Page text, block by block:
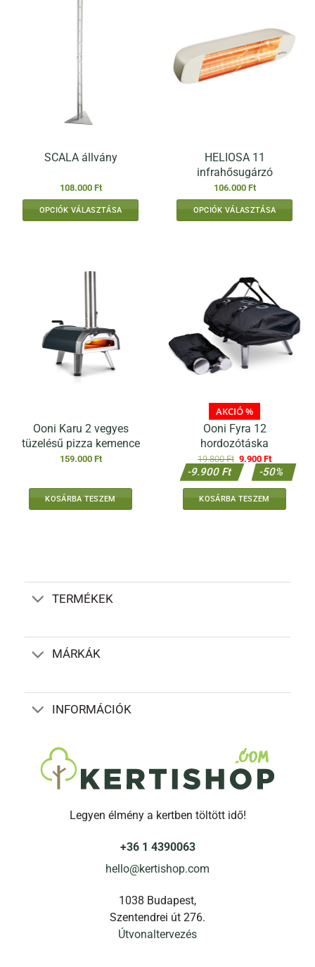
SCALA állvány
108.000 Ft
OPCIÓK VÁLASZTÁSA
több
A
változatok
a
termékoldalon
választhatók
HELIOSA 11
infrahősugárzó
106.000 Ft
OPCIÓK VÁLASZTÁSA
variációja
van.
A
változatok
a
termékoldalon
Ooni Karu 2 vegyes
tüzelésű pizza kemence
159.000 Ft
KOSÁRBA TESZEM
AKCIÓ %
Ooni Fyra 12
hordozótáska
19.800Ft Original
price
was:
9.900 FtCurrent
price
is:
-9.900 Ft -50%
KOSÁRBA TESZEM
TERMÉKEK
MÁRKÁK
INFORMÁCIÓK
Legyen élmény a kertben töltött idő!
+36 1 4390063
hello@kertishop.com
1038 Budapest,
Szentendrei út 276.
Útvonaltervezés